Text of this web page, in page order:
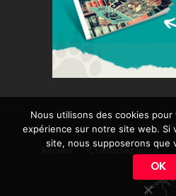
© 2026
Accueil Contactez-nous
Nous utilisons des cookies pour
expérience sur notre site web. Si
site, nous supposerons que
OK